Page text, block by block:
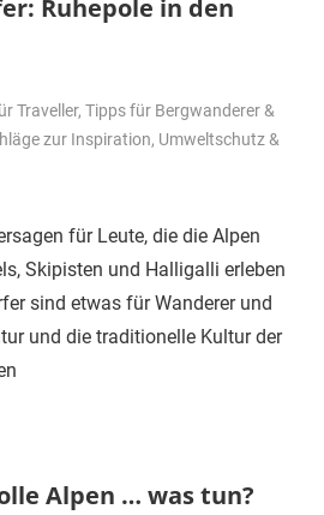
Ruhepole in den
Traveller,Tipps für Bergwanderer &
zur Inspiration, Umweltschutz &
für Leute, die die Alpen
Skipisten und Halligalli erleben
sind etwas für Wanderer und
und die traditionelle Kultur der
Alpen … was tun?